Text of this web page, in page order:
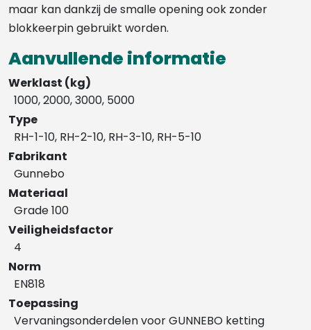
maar kan dankzij de smalle opening ook zonder
blokkeerpin gebruikt worden.
Aanvullende informatie
Werklast (kg)
1000, 2000, 3000, 5000
Type
RH-1-10, RH-2-10, RH-3-10, RH-5-10
Fabrikant
Gunnebo
Materiaal
Grade 100
Veiligheidsfactor
4
Norm
EN818
Toepassing
Vervaningsonderdelen voor GUNNEBO ketting